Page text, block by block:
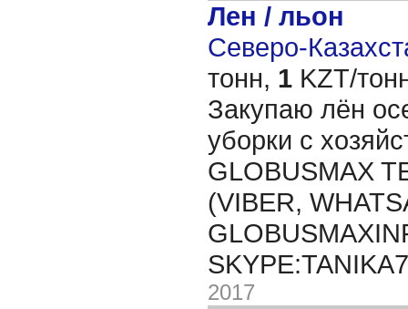
Лен / льон
Северо-
тонн, 1 KZT/
Закупаю лён
уборки с
GLOBUSMAX
(VIBER,
2017